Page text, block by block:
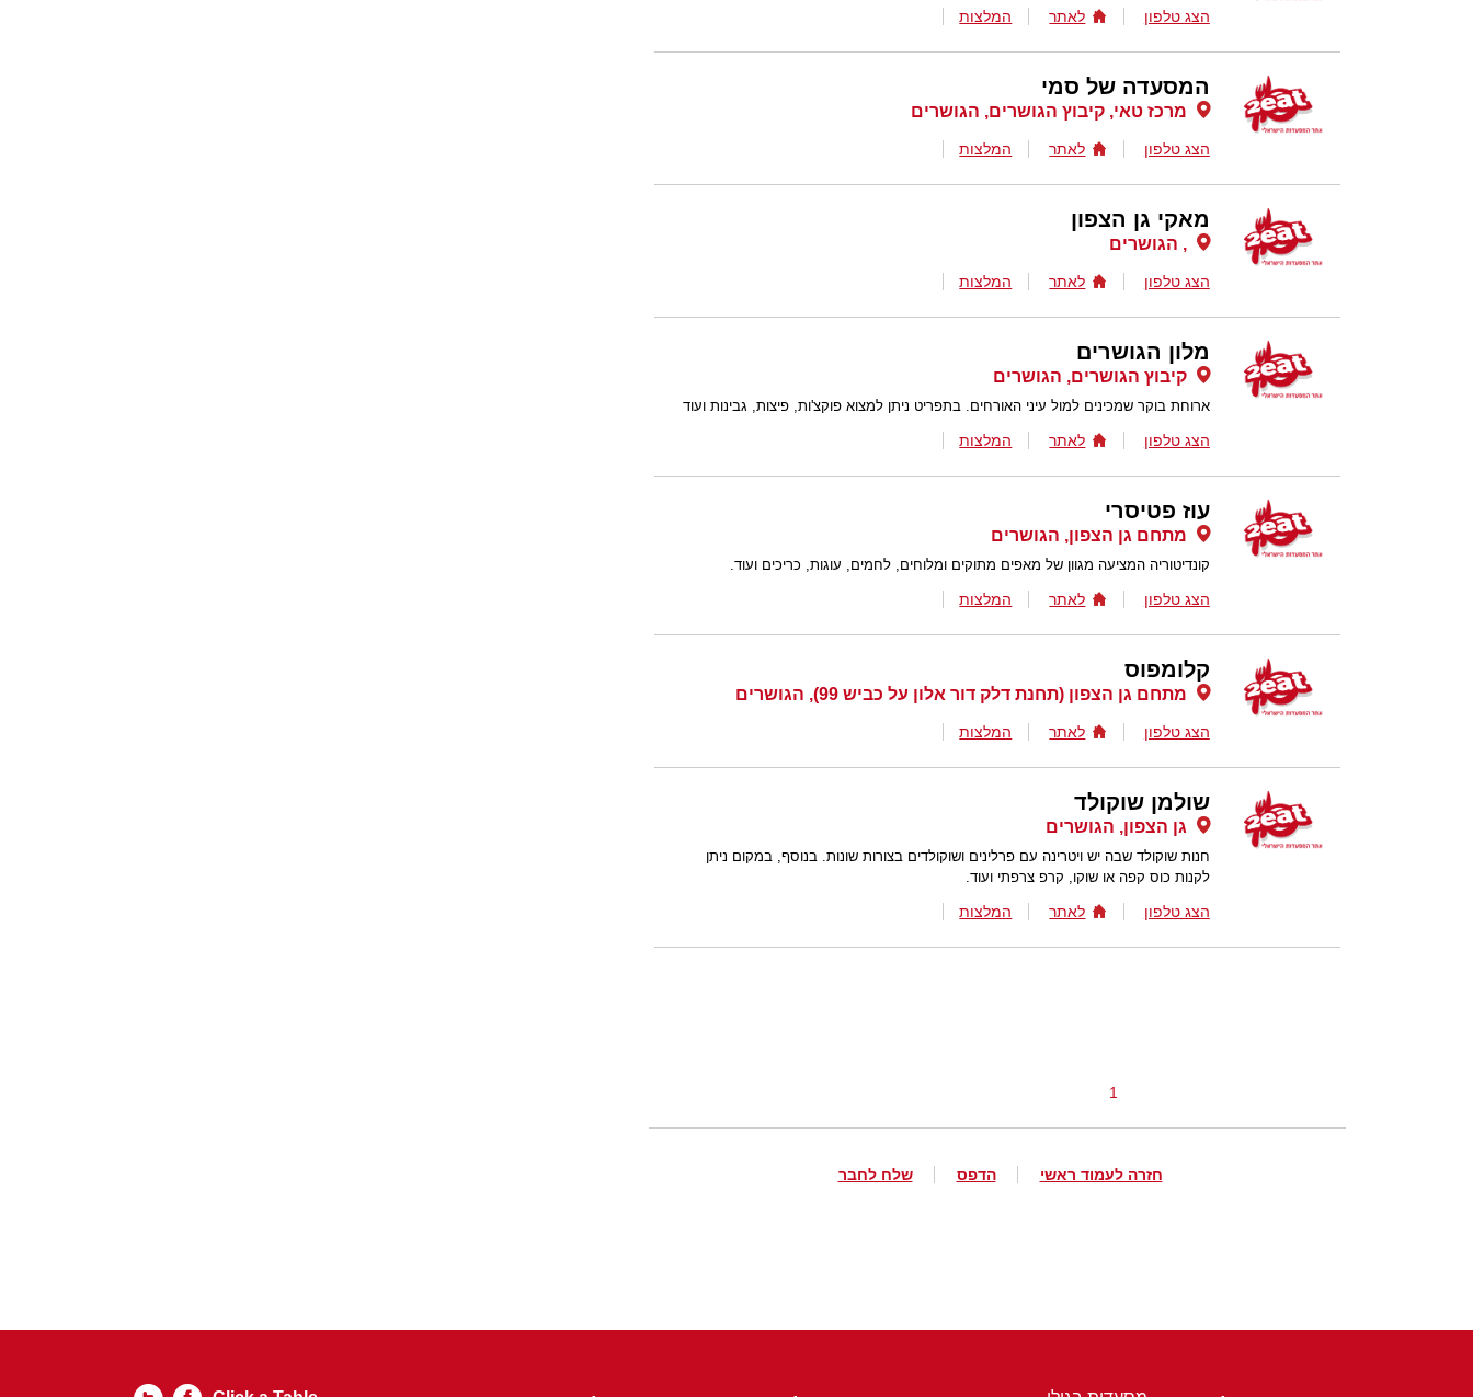
הצג טלפון לאתר המלצות
המסעדה של סמי
מרכז טאי, קיבוץ הגושרים, הגושרים
הצג טלפון לאתר המלצות
מאקי גן הצפון
, הגושרים
הצג טלפון לאתר המלצות
מלון הגושרים
קיבוץ הגושרים, הגושרים
ארוחת בוקר שמכינים למול עיני האורחים. בתפריט ניתן למצוא פוקצ'ות, פיצות, גבינות ועוד
הצג טלפון לאתר המלצות
עוז פטיסרי
מתחם גן הצפון, הגושרים
קונדיטוריה המציעה מגוון של מאפים מתוקים ומלוחים, לחמים, עוגות, כריכים ועוד.
הצג טלפון לאתר המלצות
קלומפוס
מתחם גן הצפון (תחנת דלק דור אלון על כביש 99), הגושרים
הצג טלפון לאתר המלצות
שולמן שוקולד
גן הצפון, הגושרים
חנות שוקולד שבה יש ויטרינה עם פרלינים ושוקולדים בצורות שונות. בנוסף, במקום ניתן
לקנות כוס קפה או שוקו, קרפ צרפתי ועוד.
הצג טלפון לאתר המלצות
1
חזרה לעמוד ראשי הדפס שלח לחבר